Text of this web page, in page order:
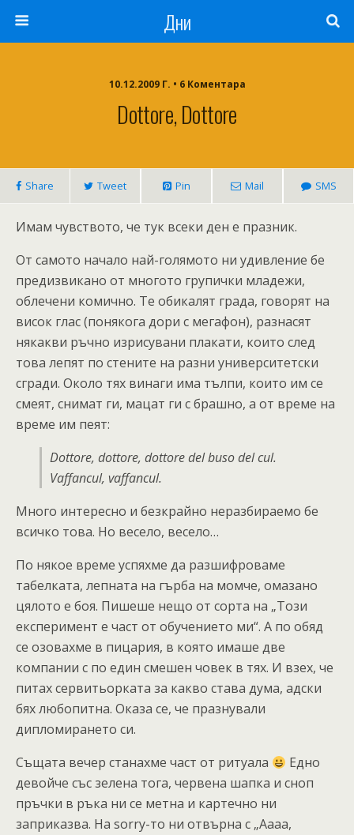
Дни
10.12.2009 Г. • 6 Коментара
Dottore, Dottore
Share Tweet Pin Mail SMS
Имам чувството, че тук всеки ден е празник.
От самото начало най-голямото ни удивление бе
предизвикано от многото групички младежи,
облечени комично. Те обикалят града, говорят на
висок глас (понякога дори с мегафон), разнасят
някакви ръчно изрисувани плакати, които след
това лепят по стените на разни университетски
сгради. Около тях винаги има тълпи, които им се
смеят, снимат ги, мацат ги с брашно, а от време на
време им пеят:
Dottore, dottore, dottore del buso del cul.
Vaffancul, vaffancul.
Много интересно и безкрайно неразбираемо бе
всичко това. Но весело, весело…
По някое време успяхме да разшифроваме
табелката, лепната на гърба на момче, омазано
цялото е боя. Пишеше нещо от сорта на „Този
експеримент е част от обучението ми“. А по обяд
се озовахме в пицария, в която имаше две
компании с по един смешен човек в тях. И взех, че
питах сервитьорката за какво става дума, адски
бях любопитна. Оказа се, че празнували
дипломирането си.
Същата вечер станахме част от ритуала
Едно
девойче със зелена тога, червена шапка и сноп
пръчки в ръка ни се метна и картечно ни
заприказва. На sorry-то ни отвърна с „Аааа,